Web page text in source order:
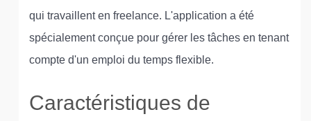
qui travaillent en freelance. L'application a été
spécialement conçue pour gérer les tâches en tenant
compte d'un emploi du temps flexible.
Caractéristiques de